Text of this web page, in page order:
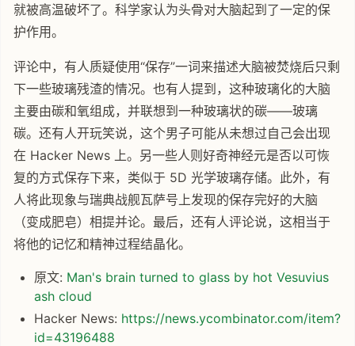
就被高温破坏了。科学家认为头骨对大脑起到了一定的保
护作用。
评论中，有人质疑使用“保存”一词来描述大脑被焚烧后只剩
下一些玻璃残渣的情况。也有人提到，这种玻璃化的大脑
主要由碳和氧组成，并联想到一种玻璃状的碳——玻璃
碳。还有人开玩笑说，这个男子可能从未想过自己会出现
在 Hacker News 上。另一些人则好奇神经元是否以可恢
复的方式保存下来，类似于 5D 光学玻璃存储。此外，有
人将此现象与瑞典战舰瓦萨号上发现的保存完好的大脑
（变成肥皂）相提并论。最后，还有人评论说，这相当于
将他的记忆和精神过程结晶化。
原文: Man's brain turned to glass by hot Vesuvius
ash cloud
Hacker News: https://news.ycombinator.com/item?
id=43196488